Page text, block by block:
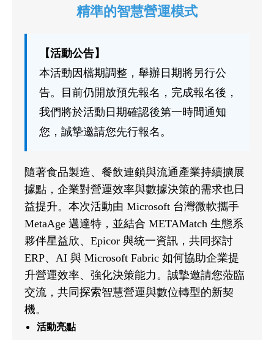
精準的智慧營運模式
【活動公告】
本活動因檔期調整，舉辦日期將另行公
告。目前仍開放預先報名，完成報名後，
我們將於活動日期確認後第一時間通知
您，誠摯邀請您先行報名。
隨著食品製造、餐飲連鎖與流通產業持續擴展
據點，企業對營運效率與數據決策的需求也日
益提升。本次活動由 Microsoft 台灣微軟攜手
MetaAge 邁達特，並結合 METAMatch 生態系
夥伴星益欣、Epicor 與統一資訊，共同探討
ERP、AI 與 Microsoft Fabric 如何協助企業提
升營運效率、強化決策能力。誠摯邀請您蒞臨
交流，共同探索智慧營運與數位轉型的新契
機。
活動亮點